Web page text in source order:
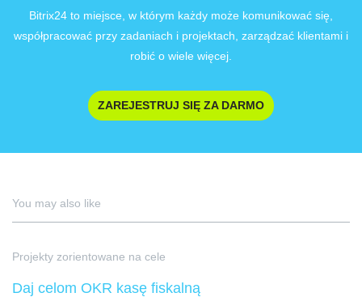
Bitrix24 to miejsce, w którym każdy może komunikować się,
współpracować przy zadaniach i projektach, zarządzać klientami i
robić o wiele więcej.
ZAREJESTRUJ SIĘ ZA DARMO
You may also like
Projekty zorientowane na cele
Daj celom OKR kasę fiskalną